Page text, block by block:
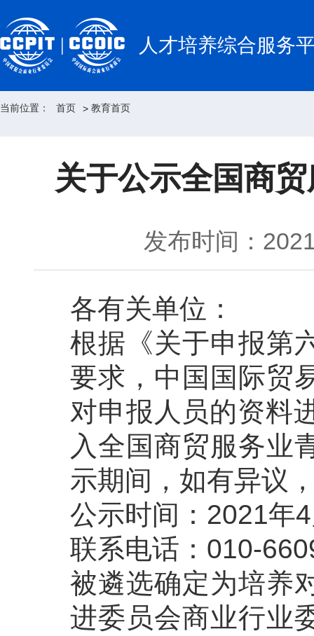
人才培养综合服务
当前位置： 首页 > 教育首页
关于公示全国商
发布时间：
各有关单位：
根据《关于申报第
要求，中国国际贸
对申报人员的资料
入全国商贸服务业
示期间，如有异议
公示时间：2021年
联系电话：010-
被遴选确定为培养
进委员会商业行业